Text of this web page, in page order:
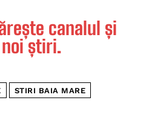
canalul și
știri.
STIRI BAIA MARE